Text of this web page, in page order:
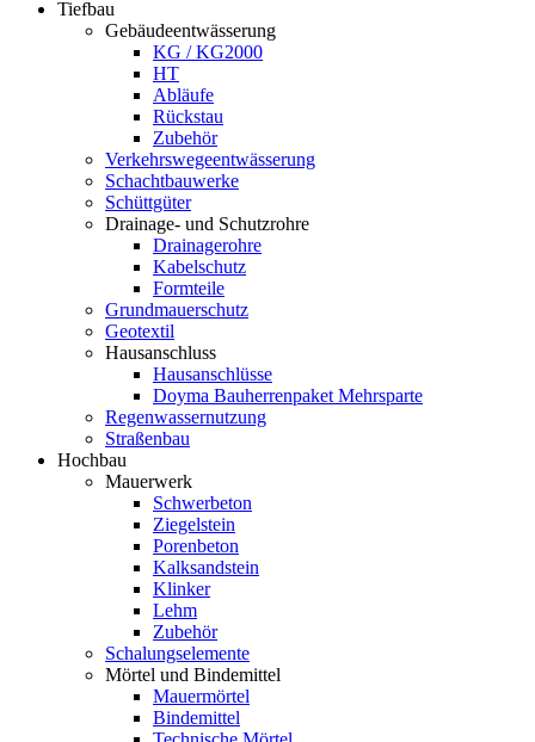
Tiefbau
Gebäudeentwässerung
KG / KG2000
HT
Abläufe
Rückstau
Zubehör
Verkehrswegeentwässerung
Schachtbauwerke
Schüttgüter
Drainage- und Schutzrohre
Drainagerohre
Kabelschutz
Formteile
Grundmauerschutz
Geotextil
Hausanschluss
Hausanschlüsse
Doyma Bauherrenpaket Mehrsparte
Regenwassernutzung
Straßenbau
Hochbau
Mauerwerk
Schwerbeton
Ziegelstein
Porenbeton
Kalksandstein
Klinker
Lehm
Zubehör
Schalungselemente
Mörtel und Bindemittel
Mauermörtel
Bindemittel